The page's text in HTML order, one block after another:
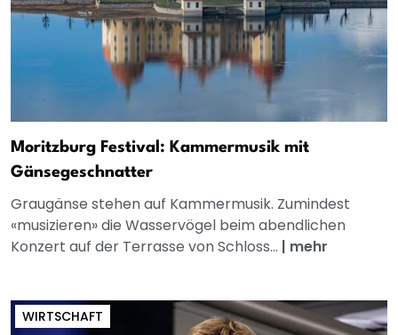
Moritzburg Festival: Kammermusik mit
Gänsegeschnatter
Graugänse stehen auf Kammermusik. Zumindest
«musizieren» die Wasservögel beim abendlichen
Konzert auf der Terrasse von Schloss... | mehr
WIRTSCHAFT